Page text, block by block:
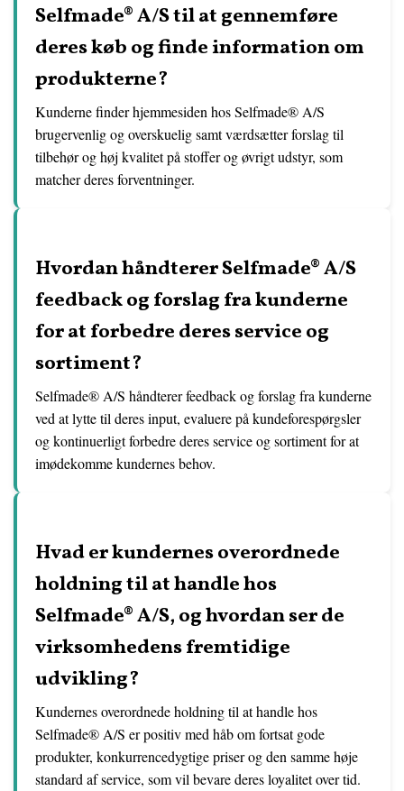
Selfmade® A/S til at gennemføre
deres køb og finde information om
produkterne?
Kunderne finder hjemmesiden hos Selfmade® A/S
brugervenlig og overskuelig samt værdsætter forslag til
tilbehør og høj kvalitet på stoffer og øvrigt udstyr, som
matcher deres forventninger.
Hvordan håndterer Selfmade® A/S
feedback og forslag fra kunderne
for at forbedre deres service og
sortiment?
Selfmade® A/S håndterer feedback og forslag fra kunderne
ved at lytte til deres input, evaluere på kundeforespørgsler
og kontinuerligt forbedre deres service og sortiment for at
imødekomme kundernes behov.
Hvad er kundernes overordnede
holdning til at handle hos
Selfmade® A/S, og hvordan ser de
virksomhedens fremtidige
udvikling?
Kundernes overordnede holdning til at handle hos
Selfmade® A/S er positiv med håb om fortsat gode
produkter, konkurrencedygtige priser og den samme høje
standard af service, som vil bevare deres loyalitet over tid.